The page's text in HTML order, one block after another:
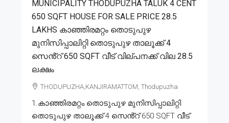
MUNICIPALITY THODUPUZHA TALUK 4 CENT
650 SQFT HOUSE FOR SALE PRICE 28.5
LAKHS കാഞ്ഞിരമറ്റം തൊടുപുഴ
മുനിസിപ്പാലിറ്റി തൊടുപുഴ താലൂക്ക് 4
സെൻ്റ് 650 SQFT വീട് വില്പനക്ക് വില 28.5
ലക്ഷം
THODUPUZHA,KANJIRAMATTOM, Thodupuzha
1.കാഞ്ഞിരമറ്റം തൊടുപുഴ മുനിസിപ്പാലിറ്റി
തൊടുപുഴ താലൂക്ക് 4 സെൻ്റ് 650 SQFT വീട്